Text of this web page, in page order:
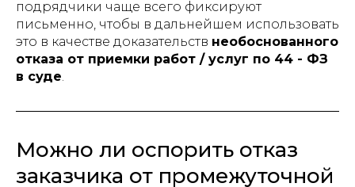
подрядчики чаще всего фиксируют
письменно, чтобы в дальнейшем использовать
это в качестве доказательств необоснованного
отказа от приемки работ / услуг по 44 - ФЗ
в суде.
Можно ли оспорить отказ
заказчика от промежуточной